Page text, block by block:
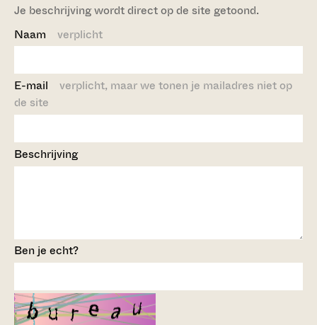
Je beschrijving wordt direct op de site getoond.
Naam verplicht
E-mail verplicht, maar we tonen je mailadres niet op
de site
Beschrijving
Ben je echt?